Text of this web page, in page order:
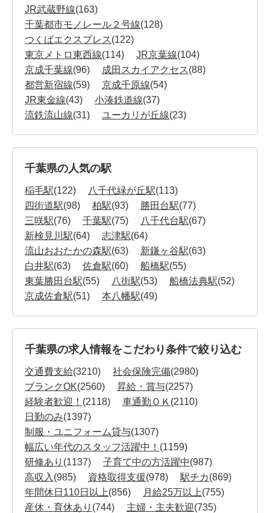
JR武蔵野線(163)
千葉都市モノレール２号線(128)
つくばエクスプレス(122)
東京メトロ東西線(114) JR京葉線(104)
京成千葉線(96) 成田スカイアクセス(88)
都営新宿線(59) 京成千原線(54)
JR東金線(43) 小湊鉄道線(37)
流鉄流山線(31) ユーカリが丘線(23)
千葉県の人気の駅
稲毛駅(122) 八千代緑が丘駅(113)
四街道駅(98) 柏駅(93) 勝田台駅(77)
三咲駅(76) 千葉駅(75) 八千代台駅(67)
新検見川駅(64) 志津駅(64)
流山おおたかの森駅(63) 新鎌ヶ谷駅(63)
白井駅(63) 佐倉駅(60) 船橋駅(55)
東葉勝田台駅(55) 八街駅(53) 船橋法典駅(52)
京成佐倉駅(51) 本八幡駅(49)
千葉県の求人情報をこだわり条件で絞り込む
交通費支給(3210) 社会保険完備(2980)
ブランクOK(2560) 昇給・賞与(2257)
経験者歓迎！ (2118) 車通勤ＯＫ (2110)
日勤のみ(1397)
制服・ユニフォーム貸与(1307)
幅広い年代のスタッフ活躍中！ (1159)
研修あり (1137) 子育て中の方活躍中(987)
高収入 (985) 資格取得支援(978) 駅チカ(869)
年間休日110日以上(856) 月給25万以上(755)
産休・育休あり (744) 主婦・主夫歓迎(735)